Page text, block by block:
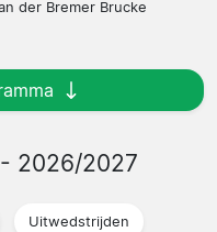
der Bremer Brucke
- 2026/2027
Uitwedstrijden